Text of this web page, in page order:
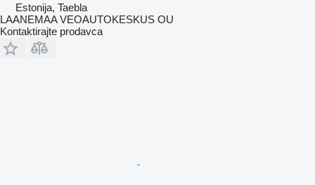
Estonija, Taebla
LAANEMAA VEOAUTOKESKUS OU
Kontaktirajte prodavca